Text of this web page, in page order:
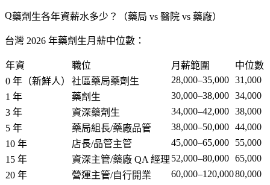
藥劑生各年資薪水多少？（藥局 vs 醫院 vs 藥廠）
台灣 2026 年藥劑生月薪中位數：
年資 職位 月薪範圍
中位數
0 年（新鮮人）
社區藥局藥劑生 28,000–35,000 31,000
1 年
藥劑生 30,000–38,000 34,000
3 年
資深藥劑生 34,000–42,000 38,000
5 年
藥局組長/藥廠品管 38,000–50,000 44,000
10 年
店長/品管主管 45,000–65,000
55,000
15 年
資深主管/藥廠 QA 經理 52,000–80,000 65,000
20 年
營運主管/自行開業 60,000–120,00080,000